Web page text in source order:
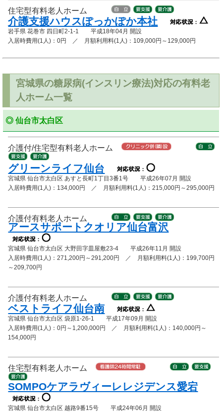
住宅型有料老人ホーム
介護支援ハウスぽっかぽか本社
岩手県 花巻市 四日町2-1-1 平成18年04月 開設
入居時費用(1人)：0円 ／ 月額利用料(1人)：109,000円～129,000円
宮城県の糖尿病(インスリン療法)対応の有料老
人ホーム一覧
◎ 仙台市太白区
介護付/住宅型有料老人ホーム
グリーンライフ仙台
宮城県 仙台市太白区 あすと長町1丁目3番1号 平成26年07月 開設
入居時費用(1人)：134,000円 ／ 月額利用料(1人)：215,000円～295,000円
介護付有料老人ホーム
アースサポートクオリア仙台富沢
宮城県 仙台市太白区 大野田字皿屋敷23-4 平成26年11月 開設
入居時費用(1人)：271,200円～291,200円 ／ 月額利用料(1人)：199,700円
～209,700円
介護付有料老人ホーム
ベストライフ仙台南
宮城県 仙台市太白区 袋原1-26-1 平成17年09月 開設
入居時費用(1人)：0円～1,200,000円 ／ 月額利用料(1人)：140,000円～
154,000円
住宅型有料老人ホーム
SOMPOケアラヴィーレレジデンス愛宕
宮城県 仙台市太白区 越路9番15号 平成24年06月 開設